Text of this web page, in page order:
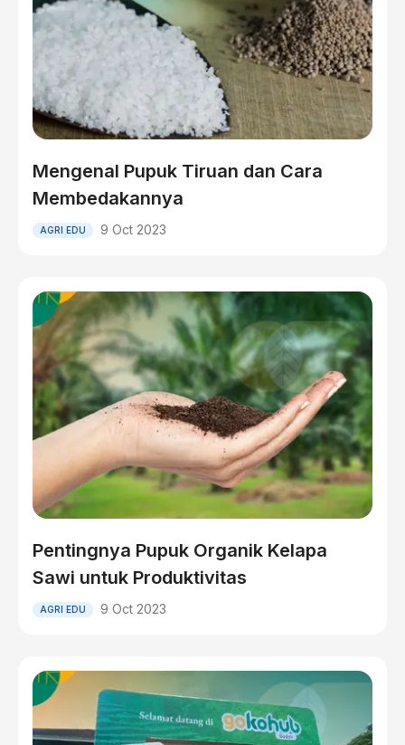
Mengenal Pupuk Tiruan dan Cara
Membedakannya
AGRI EDU 9 Oct 2023
Pentingnya Pupuk Organik Kelapa
Sawi untuk Produktivitas
AGRI EDU 9 Oct 2023